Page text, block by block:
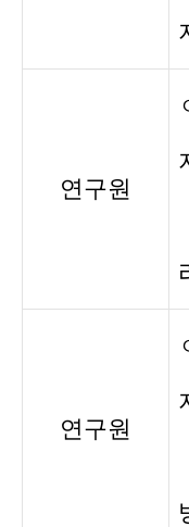
연구원
연구원